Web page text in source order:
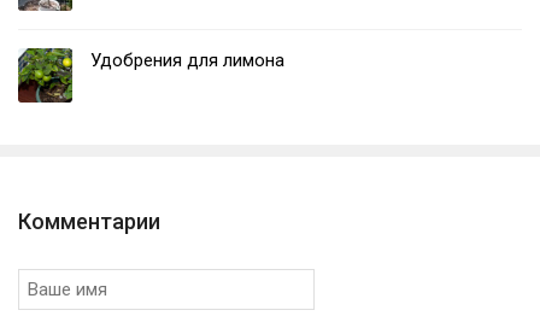
Удобрения для лимона
Комментарии